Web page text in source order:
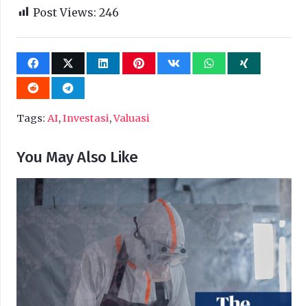
Post Views: 246
Tags: AI,Investasi,Valuasi
You May Also Like